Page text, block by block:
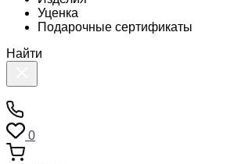
Уценка
Подарочные сертификаты
Найти
0